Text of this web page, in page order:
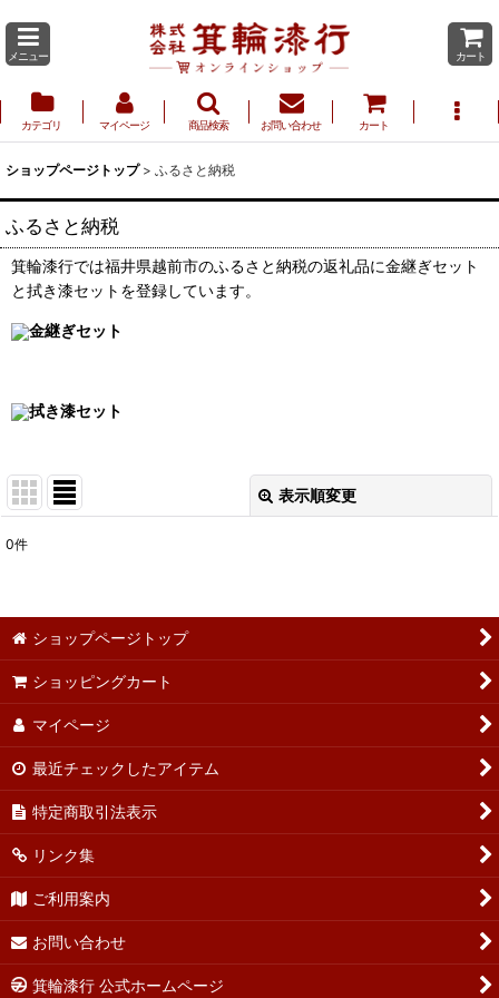
メニュー カート
カテゴリ マイページ 商品検索 お問い合わせ カート
ショップページトップ > ふるさと納税
ふるさと納税
箕輪漆行では福井県越前市のふるさと納税の返礼品に金継ぎセット
と拭き漆セットを登録しています。
金継ぎセット
拭き漆セット
表示順変更
並び順:
0件
ショップページトップ
ショッピングカート
マイページ
最近チェックしたアイテム
特定商取引法表示
リンク集
ご利用案内
お問い合わせ
箕輪漆行 公式ホームページ